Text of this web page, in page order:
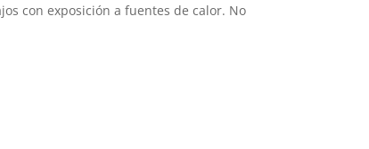
con exposición a fuentes de calor. No